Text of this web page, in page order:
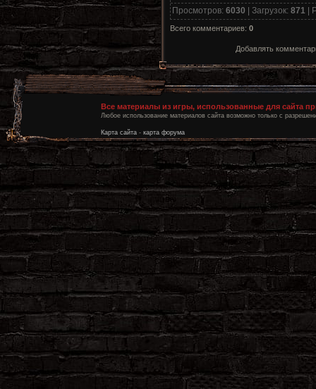
Просмотров: 6030 | Загрузок: 871 |
Всего комментариев: 0
Добавлять
Все материалы из игры, использованные для сайта
Любое использование материалов сайта возможно только с
Карта сайта - карта форума